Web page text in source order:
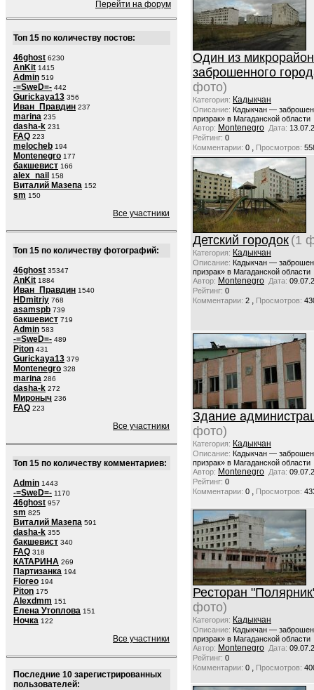
Перейти на форум
Топ 15 по количеству постов:
46ghost 6230
AnKit 1415
Admin 519
-=SweD=- 442
Gurickaya13 356
Иван_Правдин 237
marina 235
dasha-k 231
FAQ 223
melocheb 194
Montenegro 177
бакшевист 166
alex_nail 158
Виталий Мазепа 152
sm 150
Все участники
Топ 15 по количеству фотографий:
46ghost 35347
AnKit 1884
Иван_Правдин 1540
HDmitriy 768
asamspb 739
бакшевист 719
Admin 583
-=SweD=- 489
Piton 431
Gurickaya13 379
Montenegro 328
marina 286
dasha-k 272
Мироныч 236
FAQ 223
Все участники
Топ 15 по количеству комментариев:
Admin 1443
-=SweD=- 1170
46ghost 957
sm 825
Виталий Мазепа 591
dasha-k 355
бакшевист 340
FAQ 318
КАТАРИНА 269
Партизанка 194
Floreo 194
Piton 175
Alexdmm 151
Елена Утоплова 151
Ночка 122
Все участники
Последние 10 зарегистрированных
пользователей:
Один из
заброшенного
фото)
Категория: Кадыкчан
Описание: Кадыкчан —
призрак» в Магаданской области
Автор: Montenegro Дата:
Рейтинг: 0
Комментарии: 0 , Просмотров:
Детский городок (1
Категория: Кадыкчан
Описание: Кадыкчан —
призрак» в Магаданской области
Автор: Montenegro Дата:
Рейтинг: 0
Комментарии: 2 , Просмотров:
Здание
фото)
Категория: Кадыкчан
Описание: Кадыкчан —
призрак» в Магаданской области
Автор: Montenegro Дата:
Рейтинг: 0
Комментарии: 0 , Просмотров:
Ресторан
фото)
Категория: Кадыкчан
Описание: Кадыкчан —
призрак» в Магаданской области
Автор: Montenegro Дата:
Рейтинг: 0
Комментарии: 0 , Просмотров: